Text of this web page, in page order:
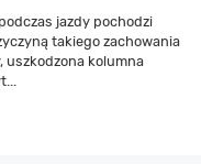
jazdy pochodzi
takiego zachowania
uszkodzona kolumna